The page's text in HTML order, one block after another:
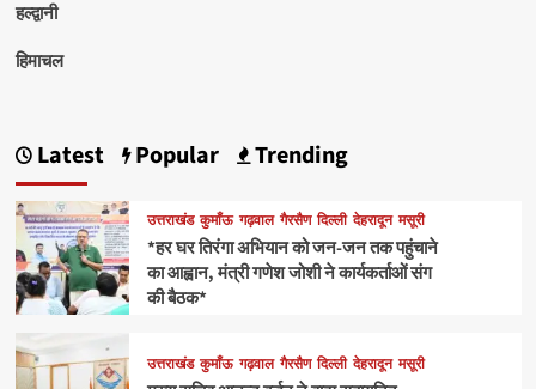
हल्द्वानी
हिमाचल
Latest Popular Trending
उत्तराखंड कुमाँऊ गढ़वाल गैरसैण दिल्ली देहरादून मसूरी
*हर घर तिरंगा अभियान को जन-जन तक पहुंचाने
का आह्वान, मंत्री गणेश जोशी ने कार्यकर्ताओं संग
की बैठक*
उत्तराखंड कुमाँऊ गढ़वाल गैरसैण दिल्ली देहरादून मसूरी